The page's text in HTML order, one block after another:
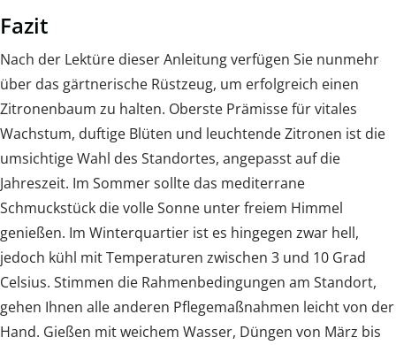
Fazit
Nach der Lektüre dieser Anleitung verfügen Sie nunmehr
über das gärtnerische Rüstzeug, um erfolgreich einen
Zitronenbaum zu halten. Oberste Prämisse für vitales
Wachstum, duftige Blüten und leuchtende Zitronen ist die
umsichtige Wahl des Standortes, angepasst auf die
Jahreszeit. Im Sommer sollte das mediterrane
Schmuckstück die volle Sonne unter freiem Himmel
genießen. Im Winterquartier ist es hingegen zwar hell,
jedoch kühl mit Temperaturen zwischen 3 und 10 Grad
Celsius. Stimmen die Rahmenbedingungen am Standort,
gehen Ihnen alle anderen Pflegemaßnahmen leicht von der
Hand. Gießen mit weichem Wasser, Düngen von März bis